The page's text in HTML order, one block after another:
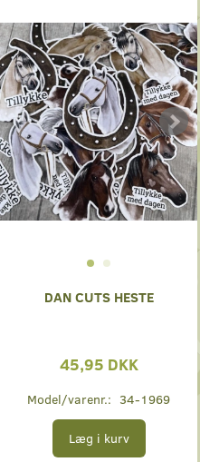
DAN CUTS HESTE
45,95 DKK
Model/varenr.: 34-1969
Læg i kurv